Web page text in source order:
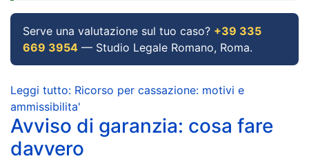
Serve una valutazione sul tuo caso? +39 335
669 3954 — Studio Legale Romano, Roma.
Leggi tutto: Ricorso per cassazione: motivi e
ammissibilita'
Avviso di garanzia: cosa fare
davvero